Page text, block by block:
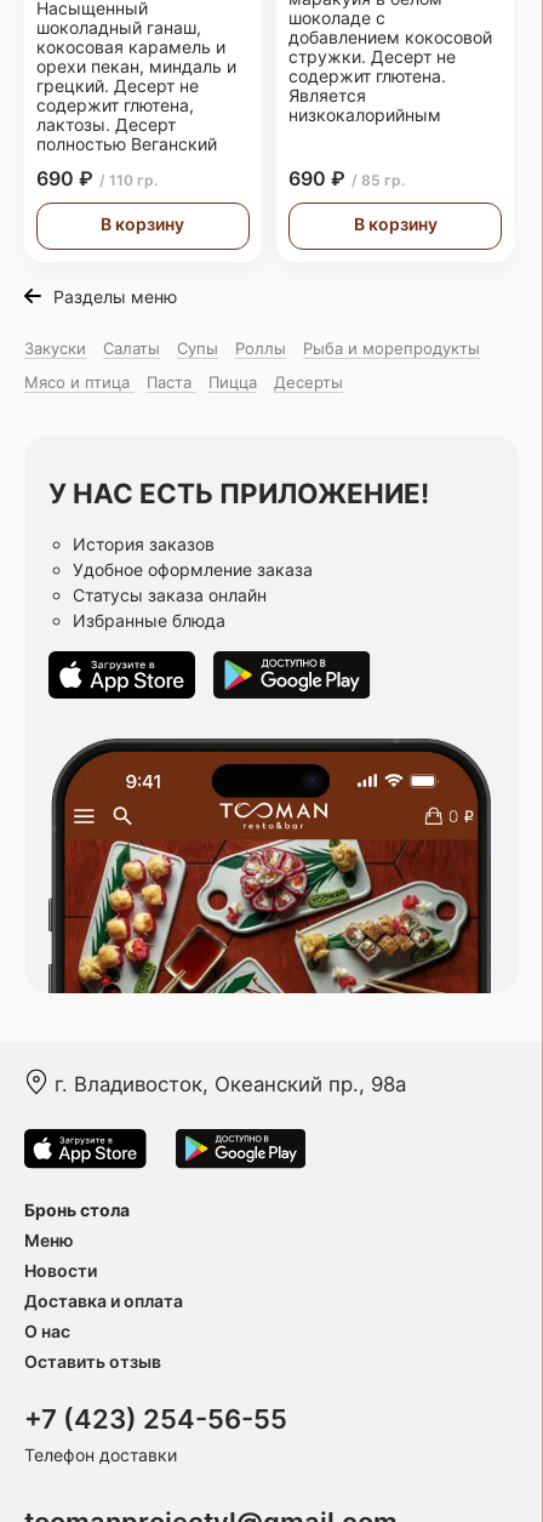
Насыщенный
шоколадный ганаш,
кокосовая карамель и
орехи пекан, миндаль и
грецкий. Десерт не
содержит глютена,
лактозы. Десерт
полностью Веганский
690 ₽ / 110 гр.
В корзину
шоколаде с
добавлением кокосовой
стружки. Десерт не
содержит глютена.
Является
низкокалорийным
690 ₽ / 85 гр.
В корзину
Разделы меню
Закуски Салаты Супы Роллы
Рыба и морепродукты
Мясо и птица
Паста Пицца Десерты
У НАС ЕСТЬ ПРИЛОЖЕНИЕ!
История заказов
Удобное оформление заказа
Статусы заказа онлайн
Избранные блюда
г. Владивосток, Океанский пр., 98а
Бронь стола
Меню
Новости
Доставка и оплата
О нас
Оставить отзыв
+7 (423) 254-56-55
Телефон доставки